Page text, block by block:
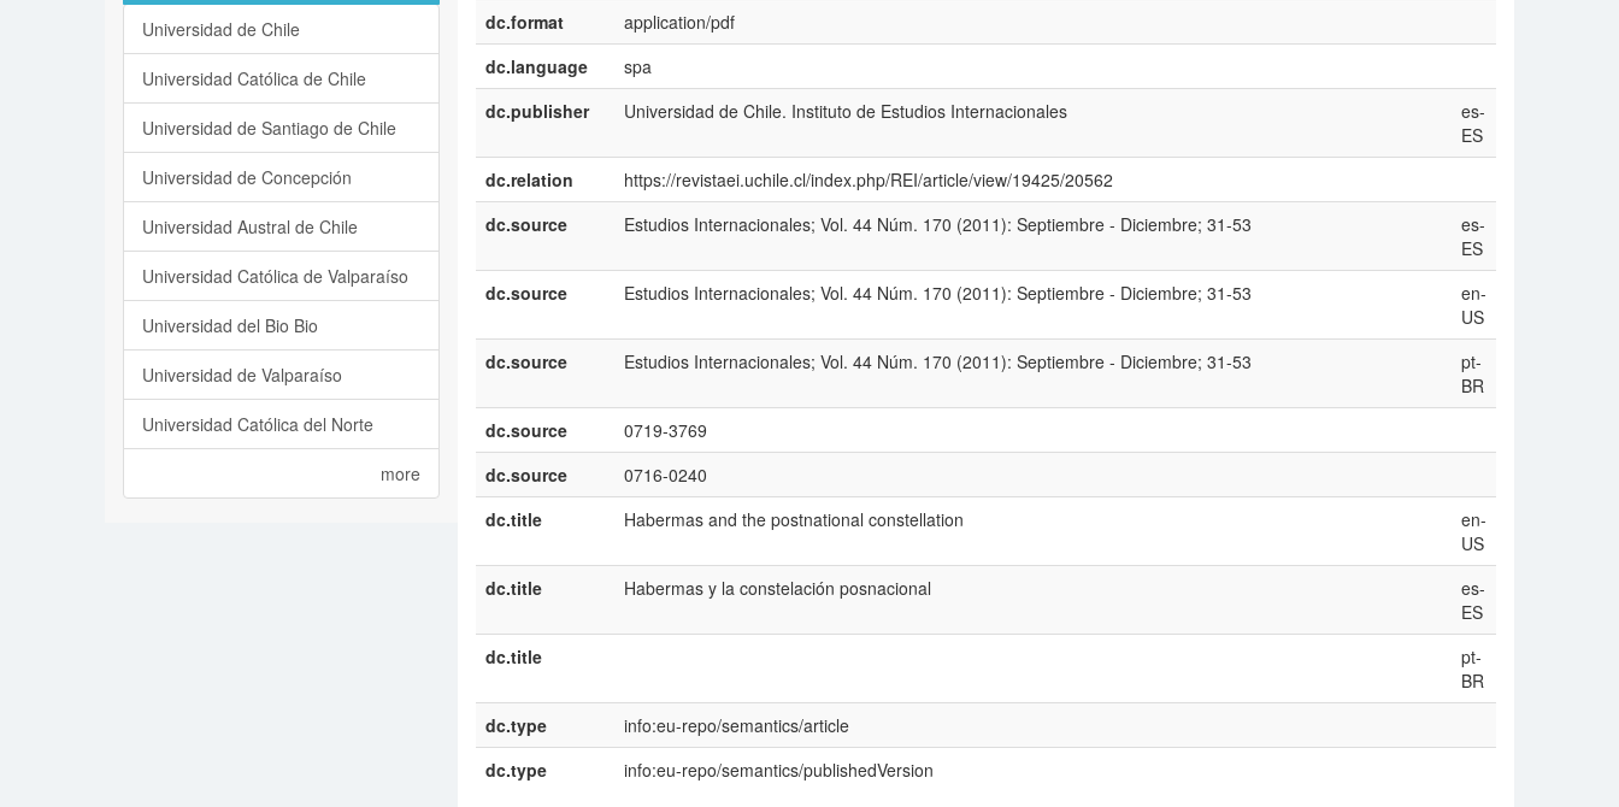
dc.format
application/pdf
dc.language
spa
dc.publisher
Universidad de Chile. Instituto de Estudios Internacionales
es-
ES
dc.relation
https://revistaei.uchile.cl/index.php/REI/article/view/19425/20562
dc.source
Estudios Internacionales; Vol. 44 Núm. 170 (2011): Septiembre - Diciembre; 31-53
es-
ES
dc.source
Estudios Internacionales; Vol. 44 Núm. 170 (2011): Septiembre - Diciembre; 31-53
en-
US
dc.source
Estudios Internacionales; Vol. 44 Núm. 170 (2011): Septiembre - Diciembre; 31-53
pt-
BR
dc.source
0719-3769
dc.source
0716-0240
dc.title
Habermas and the postnational constellation
en-
US
dc.title
Habermas y la constelación posnacional
es-
ES
dc.title
pt-
BR
dc.type
info:eu-repo/semantics/article
dc.type
info:eu-repo/semantics/publishedVersion
Universidad de Chile
Universidad Católica de Chile
Universidad de Santiago de Chile
Universidad de Concepción
Universidad Austral de Chile
Universidad Católica de Valparaíso
Universidad del Bio Bio
Universidad de Valparaíso
Universidad Católica del Norte
more